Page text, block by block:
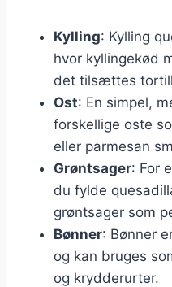
Kylling: Kylling
hvor kyllingekød
det tilsættes
Ost: En simpel,
forskellige oste
eller parmesan
Grøntsager: For
du fylde
grøntsager som
Bønner: Bønner
og kan bruges
og krydderurter.